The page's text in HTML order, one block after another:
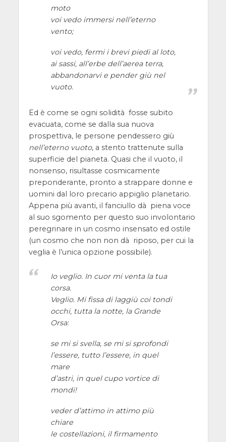
moto
voi vedo immersi nell’eterno
vento;
voi vedo, fermi i brevi piedi al loto,
ai sassi, all’erbe dell’aerea terra,
abbandonarvi e pender giù nel
vuoto.
Ed è come se ogni solidità fosse subito
evacuata, come se dalla sua nuova
prospettiva, le persone pendessero giù
nell’eterno vuoto, a stento trattenute sulla
superficie del pianeta. Quasi che il vuoto, il
nonsenso, risultasse cosmicamente
preponderante, pronto a strappare donne e
uomini dal loro precario appiglio planetario.
Appena più avanti, il fanciullo dà piena voce
al suo sgomento per questo suo involontario
peregrinare in un cosmo insensato ed ostile
(un cosmo che non non dà riposo, per cui la
veglia è l’unica opzione possibile).
Io veglio. In cuor mi venta la tua
corsa.
Veglio. Mi fissa di laggiù coi tondi
occhi, tutta la notte, la Grande
Orsa:
se mi si svella, se mi si sprofondi
l’essere, tutto l’essere, in quel
mare
d’astri, in quel cupo vortice di
mondi!
veder d’attimo in attimo più
chiare
le costellazioni, il firmamento